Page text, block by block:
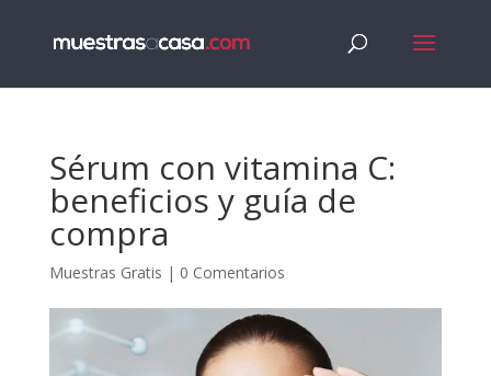
Sérum con vitamina C:
beneficios y guía de
compra
Muestras Gratis | 0 Comentarios